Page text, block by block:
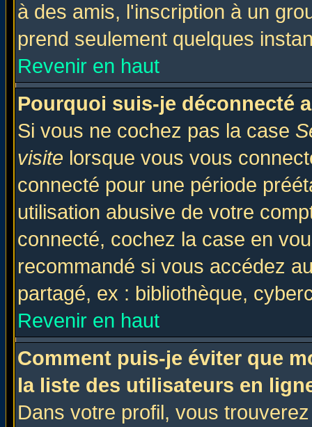
à des amis, l'inscription à un
prend seulement quelques
Revenir en haut
Pourquoi suis-je déconnecté
Si vous ne cochez pas la case
visite lorsque vous vous
connecté pour une période
utilisation abusive de votre
connecté, cochez la case en
recommandé si vous accédez
partagé, ex : bibliothèque,
Revenir en haut
Comment puis-je éviter que
la liste des utilisateurs en
Dans votre profil, vous